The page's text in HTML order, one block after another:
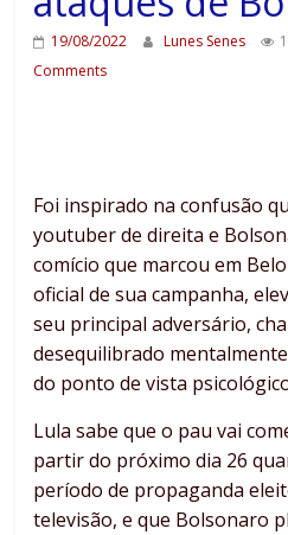
19/08/2022 Lunes Senes
Comments
Foi inspirado na confusão
youtuber de direita e
comício que marcou em
oficial de sua campanha,
seu principal adversário,
desequilibrado
do ponto de vista
Lula sabe que o pau vai
partir do próximo dia 26
período de propaganda
televisão, e que Bolsonaro